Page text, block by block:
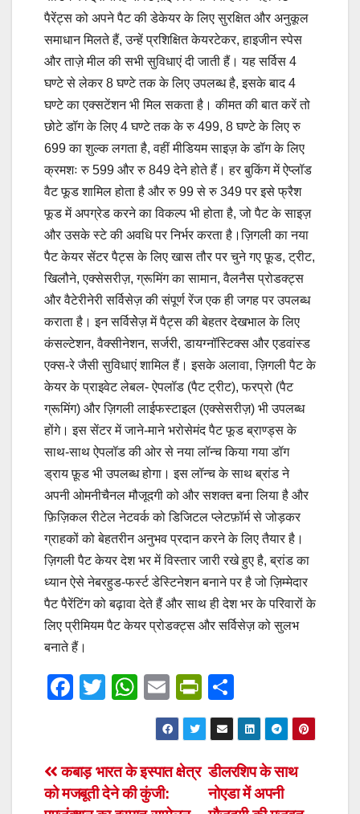
पैरेंट्स को अपने पैट की डेकेयर के लिए सुरक्षित और अनुकूल
समाधान मिलते हैं, उन्हें प्रशिक्षित केयरटेकर, हाइजीन स्पेस
और ताज़े मील की सभी सुविधाएं दी जाती हैं। यह सर्विस 4
घण्टे से लेकर 8 घण्टे तक के लिए उपलब्ध है, इसके बाद 4
घण्टे का एक्सटेंशन भी मिल सकता है। कीमत की बात करें तो
छोटे डॉग के लिए 4 घण्टे तक के रु 499, 8 घण्टे के लिए रु
699 का शुल्क लगता है, वहीं मीडियम साइज़ के डॉग के लिए
क्रमशः रु 599 और रु 849 देने होते हैं। हर बुकिंग में ऐप्लॉड
वैट फूड शामिल होता है और रु 99 से रु 349 पर इसे फ्रैश
फूड में अपग्रेड करने का विकल्प भी होता है, जो पैट के साइज़
और उसके स्टे की अवधि पर निर्भर करता है।ज़िगली का नया
पैट केयर सेंटर पैट्स के लिए खास तौर पर चुने गए फ़ूड, ट्रीट,
खिलौने, एक्सेसरीज़, ग्रूमिंग का सामान, वैलनैस प्रोडक्ट्स
और वैटेरीनेरी सर्विसेज़ की संपूर्ण रेंज एक ही जगह पर उपलब्ध
कराता है। इन सर्विसेेज़ में पैट्स की बेहतर देखभाल के लिए
कंसल्टेशन, वैक्सीनेशन, सर्जरी, डायग्नॉस्टिक्स और एडवांस्ड
एक्स-रे जैसी सुविधाएं शामिल हैं। इसके अलावा, ज़िगली पैट के
केयर के प्राइवेट लेबल- ऐपलॉड (पैट ट्रीट), फरप्रो (पैट
ग्रूमिंग) और ज़िगली लाईफस्टाइल (एक्सेसरीज़) भी उपलब्ध
होंगे। इस सेंटर में जाने-माने भरोसेमंद पैट फूड ब्राण्ड्स के
साथ-साथ ऐपलॉड की ओर से नया लॉन्च किया गया डॉग
ड्राय फ़ूड भी उपलब्ध होगा। इस लॉन्च के साथ ब्रांड ने
अपनी ओमनीचैनल मौजूदगी को और सशक्त बना लिया है और
फ़िज़िकल रीटेल नेटवर्क को डिजिटल प्लेटफ़ॉर्म से जोड़कर
ग्राहकों को बेहतरीन अनुभव प्रदान करने के लिए तैयार है।
ज़िगली पैट केयर देश भर में विस्तार जारी रखे हुए है, ब्रांड का
ध्यान ऐसे नेबरहुड-फर्स्ट डेस्टिनेशन बनाने पर है जो ज़िम्मेदार
पैट पैरेंटिंग को बढ़ावा देते हैं और साथ ही देश भर के परिवारों के
लिए प्रीमियम पैट केयर प्रोडक्ट्स और सर्विसेज़ को सुलभ
बनाते हैं।
F
e
b
T
er
W
at
s
A
E
m
ail
Pr
in
tF
ri
e
h
ar
e
Post
डीलरशिप के साथ
नोएडा में अपनी
कबाड़ भारत के इस्पात क्षेत्र
को मजबूती देने की कुंजी: